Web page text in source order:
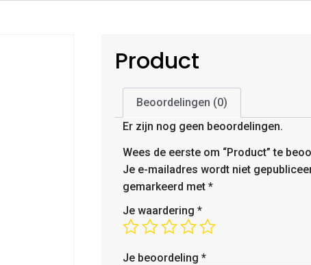
Product
Beoordelingen (0)
Er zijn nog geen beoordelingen.
Wees de eerste om “Product” te
Je e-mailadres wordt niet
gemarkeerd met *
Je waardering *
Je beoordeling *